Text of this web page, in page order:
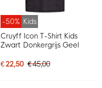
-50% Kids
Cruyff Icon T-Shirt Kids
Zwart Donkergrijs Geel
€ 22,50 € 45,00